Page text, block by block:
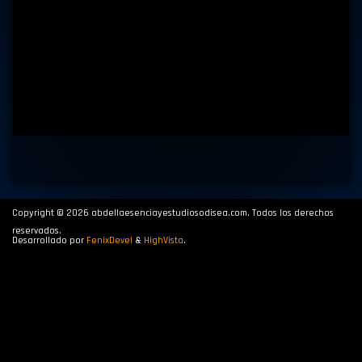
Copyright © 2026 abdellaesenciayestudiosodisea.com. Todos los derechos
reservados.
Desarrollado por FenixDevel & HighVista.